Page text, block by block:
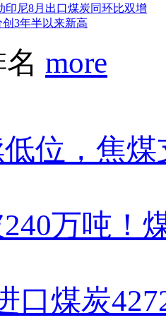
印尼8月出口煤炭同环比双增
3年半以来新高
more
位，焦煤
万吨！
口煤炭